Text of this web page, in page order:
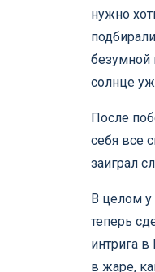
нужно
безумной
солнце
После
себя все
заиграл
В целом у
теперь
интрига
в жаре,